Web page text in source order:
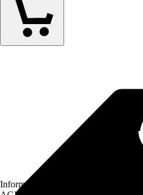
Informationen des Verkäufers, wie z.